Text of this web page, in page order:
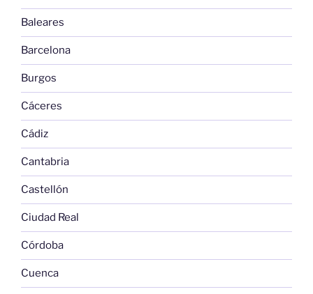
Baleares
Barcelona
Burgos
Cáceres
Cádiz
Cantabria
Castellón
Ciudad Real
Córdoba
Cuenca